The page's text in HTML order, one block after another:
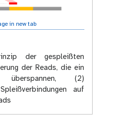
in new tab
der gespleißten
der Reads, die ein
(2)
auf